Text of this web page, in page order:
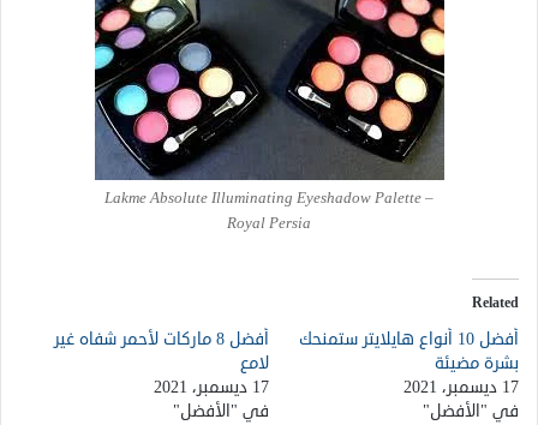
Lakme Absolute Illuminating Eyeshadow Palette –
Royal Persia
Related
أفضل 10 أنواع هايلايتر ستمنحك
بشرة مضيئة
17 ديسمبر، 2021
في "الأفضل"
أفضل 8 ماركات لأحمر شفاه غير
لامع
17 ديسمبر، 2021
في "الأفضل"